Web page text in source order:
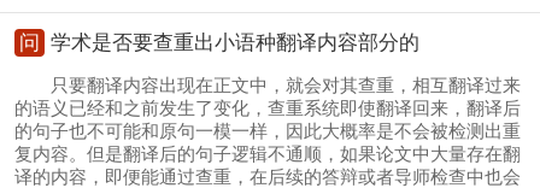
问 学术是否要查重出小语种翻译内容部分的
只要翻译内容出现在正文中，就会对其查重，相互翻译过来
的语义已经和之前发生了变化，查重系统即使翻译回来，翻译后
的句子也不可能和原句一模一样，因此大概率是不会被检测出重
复内容。但是翻译后的句子逻辑不通顺，如果论文中大量存在翻
译的内容，即便能通过查重，在后续的答辩或者导师检查中也会